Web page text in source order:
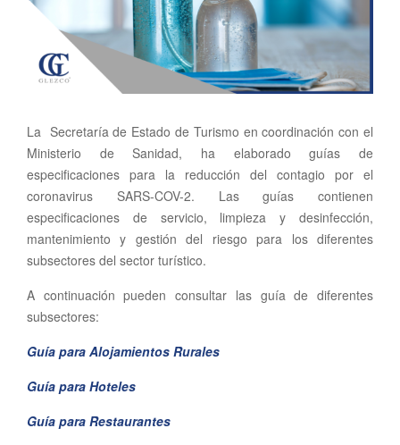
grande
La Secretaría de Estado de Turismo en coordinación con el
Ministerio de Sanidad, ha elaborado guías de
especificaciones para la reducción del contagio por el
coronavirus SARS-COV-2. Las guías contienen
especificaciones de servicio, limpieza y desinfección,
mantenimiento y gestión del riesgo para los diferentes
subsectores del sector turístico.
A continuación pueden consultar las guía de diferentes
subsectores:
Guía para Alojamientos Rurales
Guía para Hoteles
Guía para Restaurantes